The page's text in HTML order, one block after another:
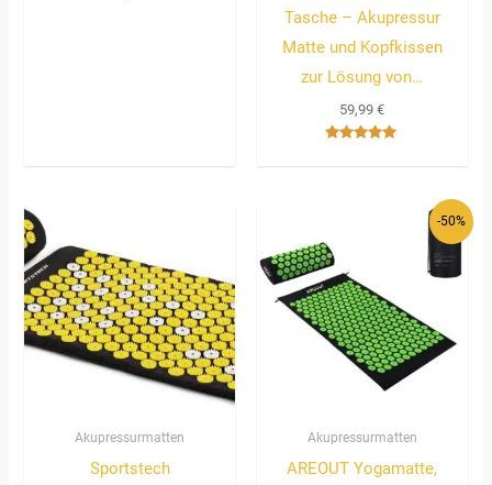
Tasche – Akupressur
Matte und Kopfkissen
zur Lösung von…
59,99€
Akupressurmatten
Sportstech
-50%
Akupressurmatten
AREOUT Yogamatte,
Ursprünglicher
Aktueller
Preis
29,99 €.